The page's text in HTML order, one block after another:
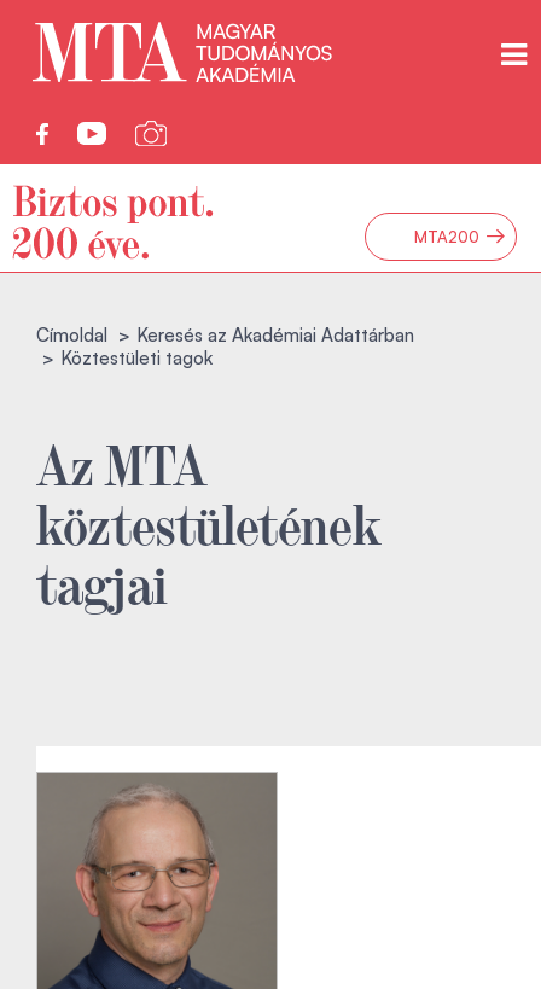
MTA200 →
Címoldal
Keresés az Akadémiai Adattárban
Köztestületi tagok
Az MTA
köztestületének
tagjai